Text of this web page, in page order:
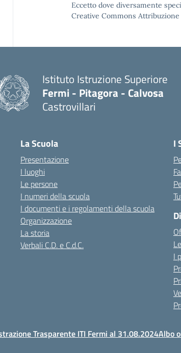
Eccetto dove diversamente
Creative Commons Attribuzione
Istituto Istruzione Superiore
Fermi - Pitagora - Calvosa
Castrovillari
La Scuola
Presentazione
I luoghi
Le persone
I numeri della scuola
I documenti e i regolamenti della scuola
Organizzazione
La storia
Verbali C.D. e C.d.C.
I
I
Trasparente ITI Fermi al 31.08.2024Albo